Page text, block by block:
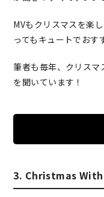
MVもクリスマスを楽
ってもキュートでおす
筆者も毎年、クリスマ
を聞いています！
3. Christmas